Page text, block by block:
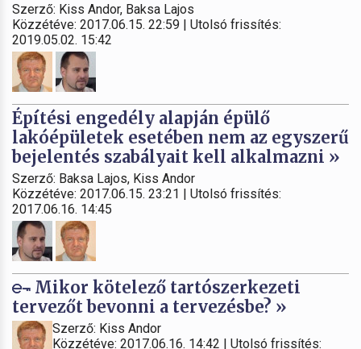
Szerző: Kiss Andor, Baksa Lajos
Közzétéve: 2017.06.15. 22:59 | Utolsó frissítés:
2019.05.02. 15:42
Építési engedély alapján épülő
lakóépületek esetében nem az egyszerű
bejelentés szabályait kell alkalmazni »
Szerző: Baksa Lajos, Kiss Andor
Közzétéve: 2017.06.15. 23:21 | Utolsó frissítés:
2017.06.16. 14:45
Mikor kötelező tartószerkezeti
tervezőt bevonni a tervezésbe? »
Szerző: Kiss Andor
Közzétéve: 2017.06.16. 14:42 | Utolsó frissítés: